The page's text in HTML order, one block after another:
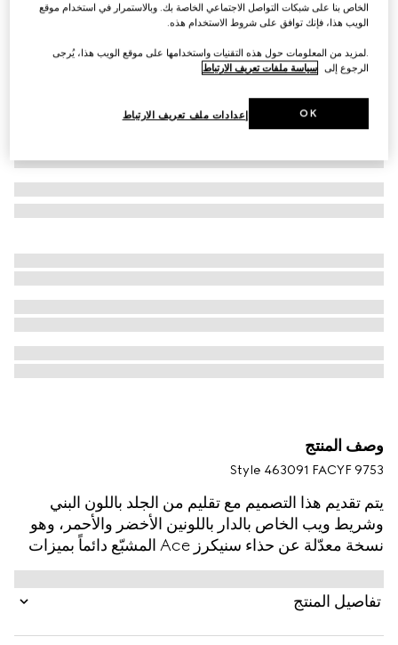
وصف المنتج
Style ‎463091 FACYF 9753
يتم تقديم هذا التصميم مع تقليم من الجلد باللون البني
وشريط ويب الخاص بالدار باللونين الأخضر والأحمر، وهو
نسخة معدّلة عن حذاء سنيكرز Ace المشبّع دائماً بميزات
الأناقة والجودة.
تفاصيل المنتج
الخاص بنا على شبكات التواصل الاجتماعي الخاصة بك. وبالاستمرار في استخدام موقع
الويب هذا، فإنك توافق على شروط الاستخدام هذه.
.لمزيد من المعلومات حول هذه التقنيات واستخدامها على موقع الويب هذا، يُرجى
الرجوع إلى سياسة ملفات تعريف الارتباط
إعدادات ملف تعريف الارتباط OK